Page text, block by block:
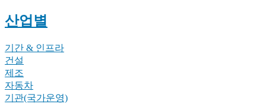
산업별
기간 & 인프라
건설
제조
자동차
기관(국가운영)